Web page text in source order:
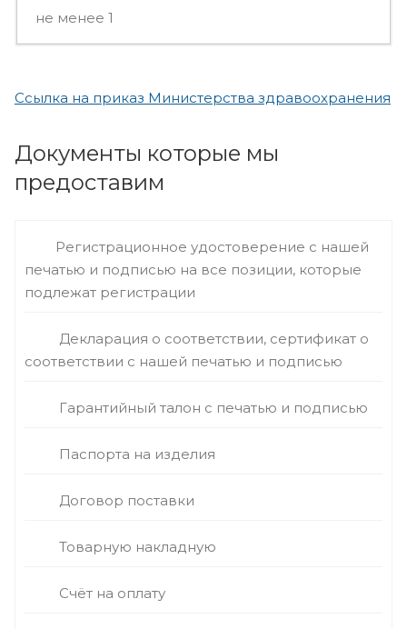
не менее 1
Ссылка на приказ Министерства здравоохранения
Документы которые мы
предоставим
Регистрационное удостоверение с нашей
печатью и подписью на все позиции, которые
подлежат регистрации
Декларация о соответствии, сертификат о
соответствии с нашей печатью и подписью
Гарантийный талон с печатью и подписью
Паспорта на изделия
Договор поставки
Товарную накладную
Счёт на оплату